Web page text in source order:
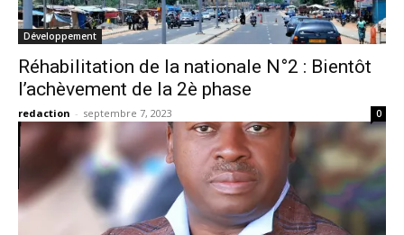
Développement
Réhabilitation de la nationale N°2 : Bientôt
l’achèvement de la 2è phase
redaction - septembre 7, 2023 0